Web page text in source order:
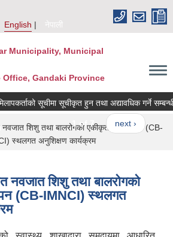
English
नेपाली
Municipality, Municipal
Office, Gandaki Province
सूचीमा सूचीकृत हुन तथा अद्यावधिक गर्ने सम्बन्धी
1 of 7 next ›
नवजात शिशु तथा बालरोगको एकीकृत व्यवस्थापन (CB-
स्थलगत अनुशिक्षण कार्यक्रम
नवजात शिशु तथा बालरोगको
(CB-IMNCI) स्थलगत